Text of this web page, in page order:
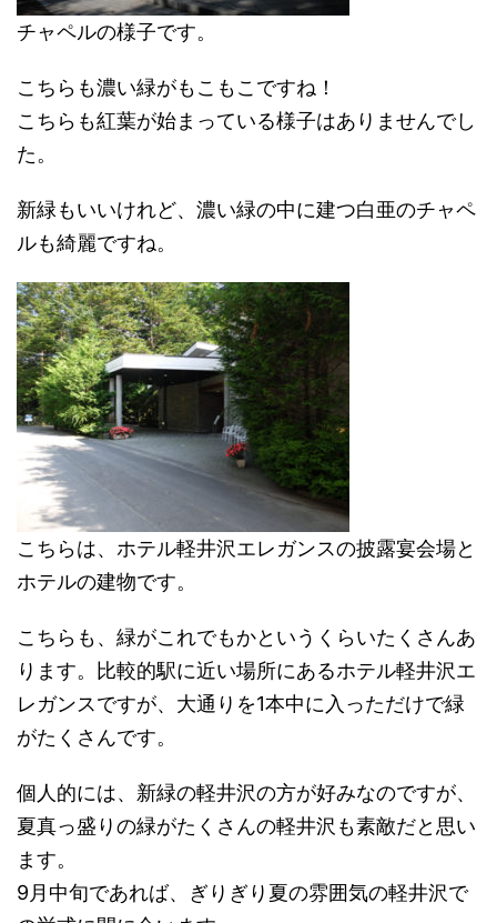
チャペルの様子です。
こちらも濃い緑がもこもこですね！
こちらも紅葉が始まっている様子はありませんでし
た。
新緑もいいけれど、濃い緑の中に建つ白亜のチャペ
ルも綺麗ですね。
こちらは、ホテル軽井沢エレガンスの披露宴会場と
ホテルの建物です。
こちらも、緑がこれでもかというくらいたくさんあ
ります。比較的駅に近い場所にあるホテル軽井沢エ
レガンスですが、大通りを1本中に入っただけで緑
がたくさんです。
個人的には、新緑の軽井沢の方が好みなのですが、
夏真っ盛りの緑がたくさんの軽井沢も素敵だと思い
ます。
9月中旬であれば、ぎりぎり夏の雰囲気の軽井沢で